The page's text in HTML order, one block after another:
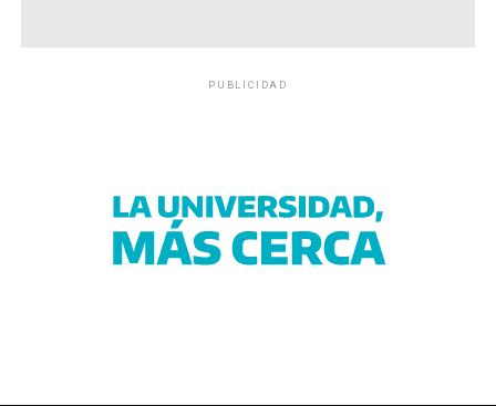
PUBLICIDAD